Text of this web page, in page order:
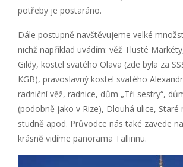
potřeby je postaráno.
Dále postupně navštěvujeme velké
nichž například uvádím: věž Tlusté
Gildy, kostel svatého Olava (zde byla za
KGB), pravoslavný kostel svatého
radniční věž, radnice, dům „Tři sestry“,
(podobně jako v Rize), Dlouhá ulice,
studně apod. Průvodce nás také zavede
krásně vidíme panorama Tallinnu.